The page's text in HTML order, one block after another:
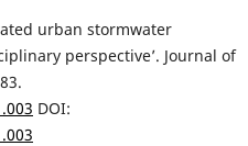
urban stormwater
perspective’. Journal of
DOI: